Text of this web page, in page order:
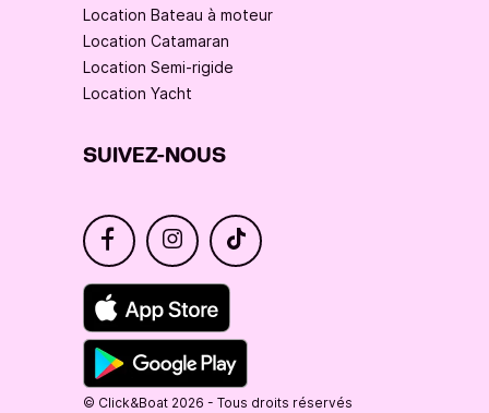
Location Bateau à moteur
Location Catamaran
Location Semi-rigide
Location Yacht
SUIVEZ-NOUS
© Click&Boat 2026 - Tous droits réservés